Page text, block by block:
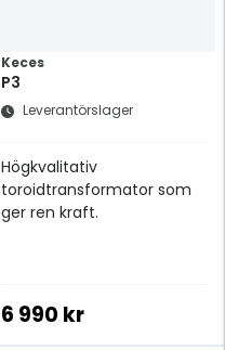
Keces
P3
Leverantörslager
Högkvalitativ
toroidtransformator som
ger ren kraft.
6 990 kr